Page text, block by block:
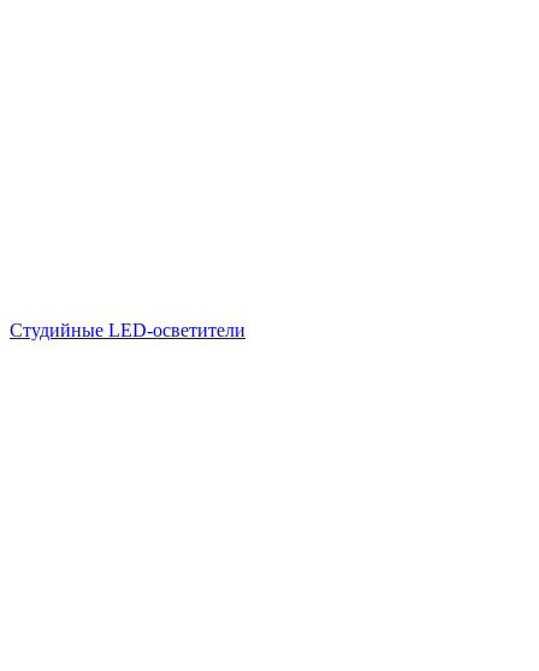
Студийные LED-осветители